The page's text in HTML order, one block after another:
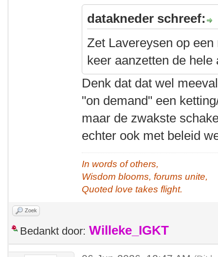
datakneder schreef:
Zet Lavereysen op
keer aanzetten de
Denk dat dat wel
"on demand" een
maar de zwakste
echter ook met beleid
In words of others,
Wisdom blooms, forums unite,
Quoted love takes flight.
Zoek
Bedankt door: Willeke_IGKT